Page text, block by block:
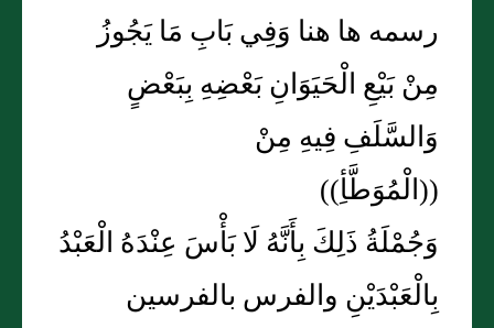
رسمه ها هنا وَفِي بَابِ مَا يَجُوزُ
مِنْ بَيْعِ الْحَيَوَانِ بَعْضِهِ بِبَعْضٍ
وَالسَّلَفِ فِيهِ مِنْ
((الْمُوَطَّأِ))
وَجُمْلَةُ ذَلِكَ بِأَنَّهُ لَا بَأْسَ عِنْدَهُ الْعَبْدُ
بِالْعَبْدَيْنِ والفرس بالفرسين